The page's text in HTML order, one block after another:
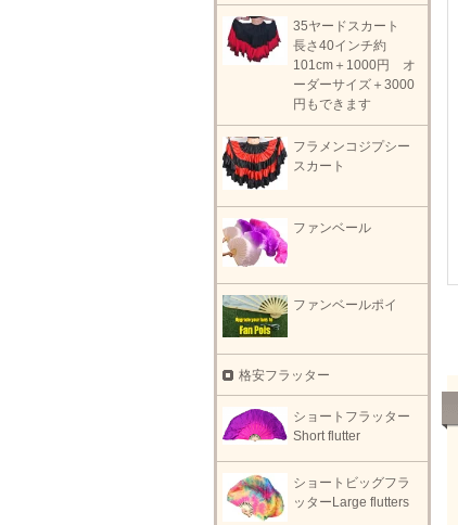
35ヤードスカート
長さ40インチ約
101cm＋1000円 オ
ーダーサイズ＋3000
円もできます
フラメンコジプシー
スカート
ファンベール
ファンベールポイ
格安フラッター
ショートフラッター
Short flutter
ショートビッグフラ
ッターLarge flutters